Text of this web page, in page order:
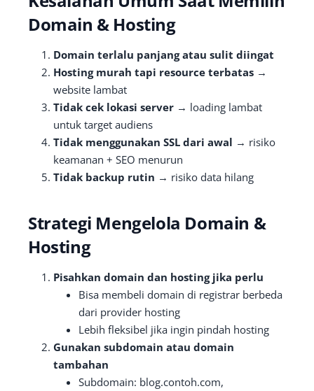
Domain & Hosting
Domain terlalu panjang atau sulit diingat
Hosting murah tapi resource terbatas →
website lambat
Tidak cek lokasi server → loading lambat
untuk target audiens
Tidak menggunakan SSL dari awal → risiko
keamanan + SEO menurun
Tidak backup rutin → risiko data hilang
Strategi Mengelola Domain &
Hosting
Pisahkan domain dan hosting jika perlu
Bisa membeli domain di registrar berbeda
dari provider hosting
Lebih fleksibel jika ingin pindah hosting
Gunakan subdomain atau domain
tambahan
Subdomain: blog.contoh.com,